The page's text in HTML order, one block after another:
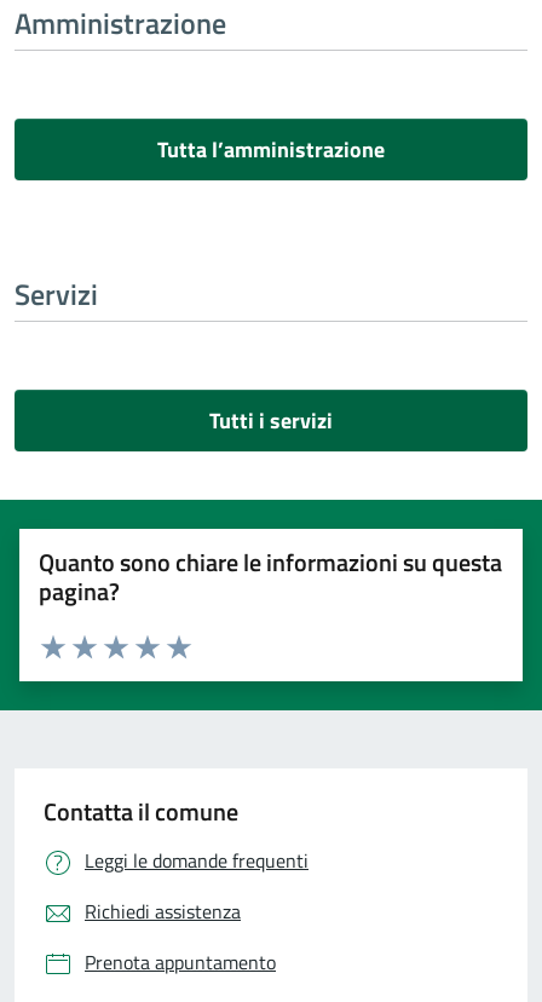
Amministrazione
Tutta l’amministrazione
Servizi
Tutti i servizi
Quanto sono chiare le informazioni su questa
pagina?
Valuta 5 stelle su 5
Valuta 4 stelle su 5
Valuta 3 stelle su 5
Valuta 2 stelle su 5
Valuta 1 stelle su 5
Contatta il comune
Leggi le domande frequenti
Richiedi assistenza
Prenota appuntamento